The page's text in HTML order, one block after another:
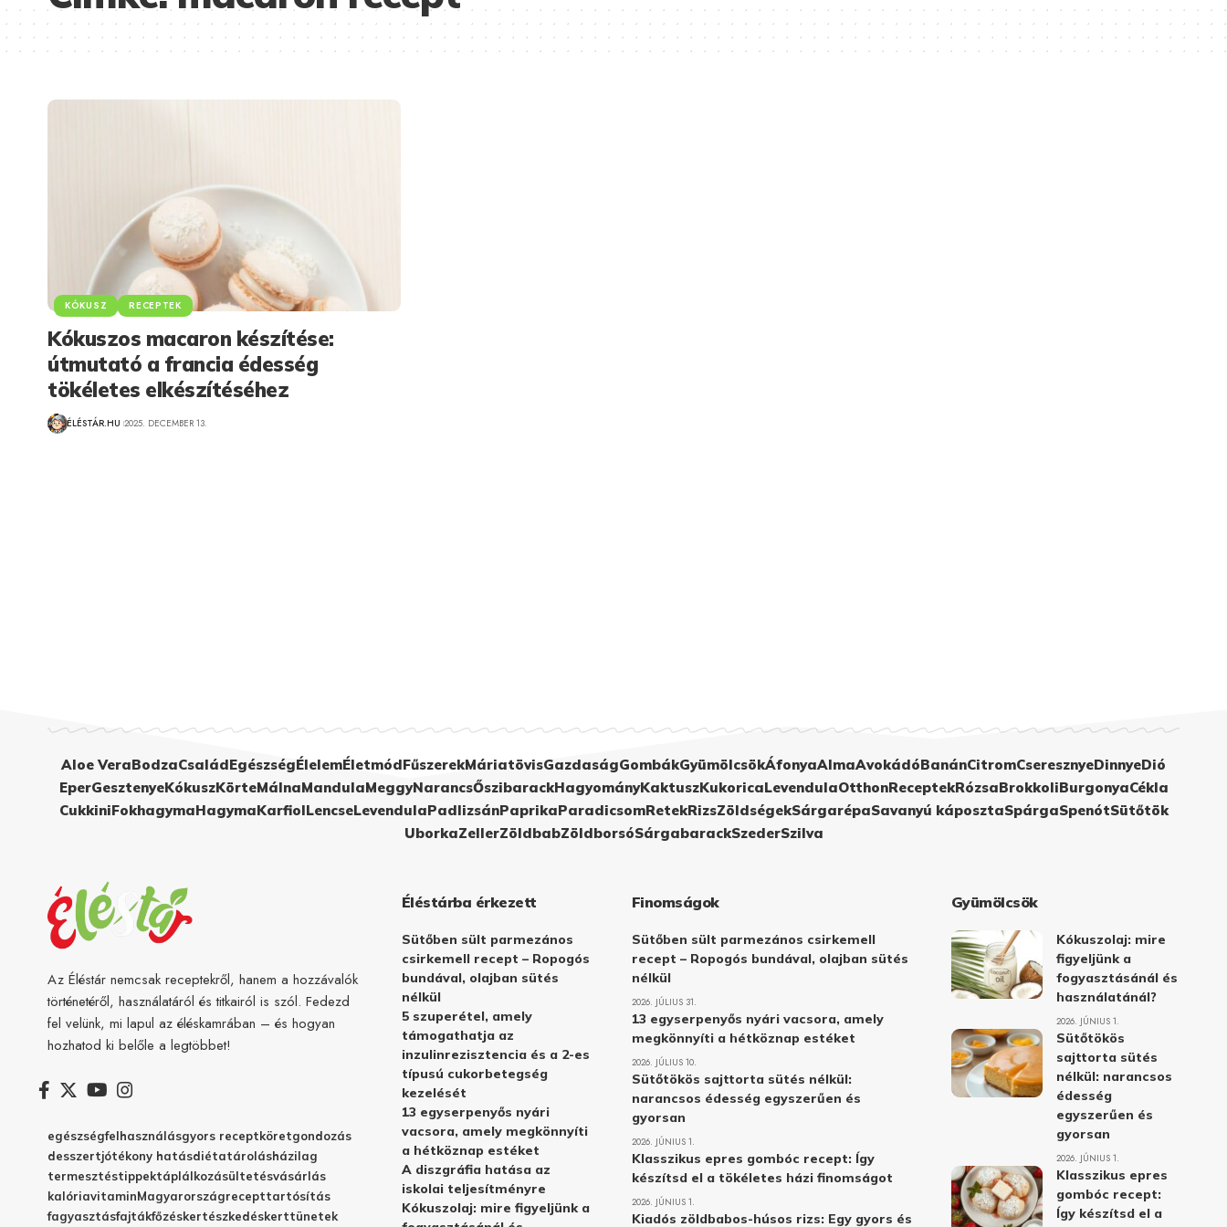
KÓKUSZ RECEPTEK
Kókuszos macaron készítése:
útmutató a francia édesség
tökéletes elkészítéséhez
ÉLÉSTÁR.HU 2025. DECEMBER 13.
Aloe VeraBodzaCsaládEgészségÉlelemÉletmódFűszerekMáriatövisGazdaságGombákGyümölcsökÁfonyaAlmaAvokádóBanánCitromCseresznyeDinnyeDió
EperGesztenyeKókuszKörteMálnaMandulaMeggyNarancsŐszibarackHagyományKaktuszKukoricaLevendulaOtthonReceptekRózsaBrokkoliBurgonyaCékla
CukkiniFokhagymaHagymaKarfiolLencseLevendulaPadlizsánPaprikaParadicsomRetekRizsZöldségekSárgarépaSavanyú káposztaSpárgaSpenótSütőtök
UborkaZellerZöldbabZöldborsóSárgabarackSzederSzilva
Az Éléstár nemcsak receptekről, hanem a hozzávalók
történetéről, használatáról és titkairól is szól. Fedezd
fel velünk, mi lapul az éléskamrában – és hogyan
hozhatod ki belőle a legtöbbet!
egészségfelhasználásgyors receptköretgondozás
desszertjótékony hatásdiétatárolásházilag
termesztéstippektáplálkozásültetésvásárlás
kalóriavitaminMagyarországrecepttartósítás
fagyasztásfajtákfőzéskertészkedéskerttünetek
Éléstárba érkezett
Sütőben sült parmezános
csirkemell recept – Ropogós
bundával, olajban sütés
nélkül
5 szuperétel, amely
támogathatja az
inzulinrezisztencia és a 2-es
típusú cukorbetegség
kezelését
13 egyserpenyős nyári
vacsora, amely megkönnyíti
a hétköznap estéket
A diszgráfia hatása az
iskolai teljesítményre
Kókuszolaj: mire figyeljünk a
Finomságok
Sütőben sült parmezános csirkemell
recept – Ropogós bundával, olajban sütés
nélkül
2026. JÚLIUS 31.
13 egyserpenyős nyári vacsora, amely
megkönnyíti a hétköznap estéket
2026. JÚLIUS 10.
Sütőtökös sajttorta sütés nélkül:
narancsos édesség egyszerűen és
gyorsan
2026. JÚNIUS 1.
Klasszikus epres gombóc recept: Így
készítsd el a tökéletes házi finomságot
2026. JÚNIUS 1.
Kiadós zöldbabos-húsos rizs: Egy gyors és
Gyümölcsök
Kókuszolaj: mire
figyeljünk a
fogyasztásánál és
használatánál?
2026. JÚNIUS 1.
Sütőtökös
sajttorta sütés
nélkül: narancsos
édesség
egyszerűen és
gyorsan
2026. JÚNIUS 1.
Klasszikus epres
gombóc recept:
Így készítsd el a